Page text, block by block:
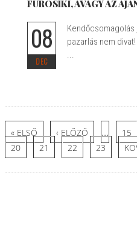
FUROSIKI, AVAGY AZ
08
DEC
Kendőcsomagolás
pazarlás nem divat!
...
Oldalak
« ELSŐ ‹ ELŐZŐ … 15
20
21 22 23